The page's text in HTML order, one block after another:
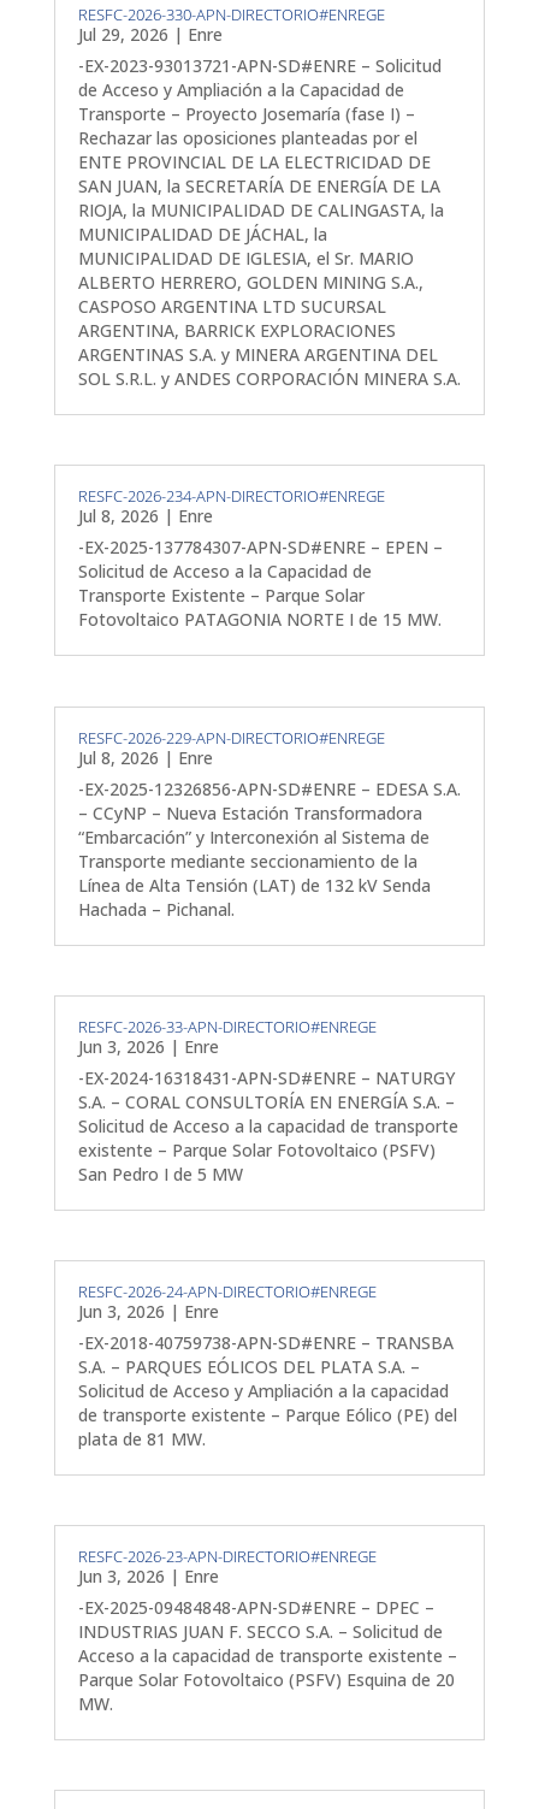
RESFC-2026-330-APN-DIRECTORIO#ENREGE
Jul 29, 2026 | Enre
-EX-2023-93013721-APN-SD#ENRE – Solicitud
de Acceso y Ampliación a la Capacidad de
Transporte – Proyecto Josemaría (fase I) –
Rechazar las oposiciones planteadas por el
ENTE PROVINCIAL DE LA ELECTRICIDAD DE
SAN JUAN, la SECRETARÍA DE ENERGÍA DE LA
RIOJA, la MUNICIPALIDAD DE CALINGASTA, la
MUNICIPALIDAD DE JÁCHAL, la
MUNICIPALIDAD DE IGLESIA, el Sr. MARIO
ALBERTO HERRERO, GOLDEN MINING S.A.,
CASPOSO ARGENTINA LTD SUCURSAL
ARGENTINA, BARRICK EXPLORACIONES
ARGENTINAS S.A. y MINERA ARGENTINA DEL
SOL S.R.L. y ANDES CORPORACIÓN MINERA S.A.
RESFC-2026-234-APN-DIRECTORIO#ENREGE
Jul 8, 2026 | Enre
-EX-2025-137784307-APN-SD#ENRE – EPEN –
Solicitud de Acceso a la Capacidad de
Transporte Existente – Parque Solar
Fotovoltaico PATAGONIA NORTE I de 15 MW.
RESFC-2026-229-APN-DIRECTORIO#ENREGE
Jul 8, 2026 | Enre
-EX-2025-12326856-APN-SD#ENRE – EDESA S.A.
– CCyNP – Nueva Estación Transformadora
“Embarcación” y Interconexión al Sistema de
Transporte mediante seccionamiento de la
Línea de Alta Tensión (LAT) de 132 kV Senda
Hachada – Pichanal.
RESFC-2026-33-APN-DIRECTORIO#ENREGE
Jun 3, 2026 | Enre
-EX-2024-16318431-APN-SD#ENRE – NATURGY
S.A. – CORAL CONSULTORÍA EN ENERGÍA S.A. –
Solicitud de Acceso a la capacidad de transporte
existente – Parque Solar Fotovoltaico (PSFV)
San Pedro I de 5 MW
RESFC-2026-24-APN-DIRECTORIO#ENREGE
Jun 3, 2026 | Enre
-EX-2018-40759738-APN-SD#ENRE – TRANSBA
S.A. – PARQUES EÓLICOS DEL PLATA S.A. –
Solicitud de Acceso y Ampliación a la capacidad
de transporte existente – Parque Eólico (PE) del
plata de 81 MW.
RESFC-2026-23-APN-DIRECTORIO#ENREGE
Jun 3, 2026 | Enre
-EX-2025-09484848-APN-SD#ENRE – DPEC –
INDUSTRIAS JUAN F. SECCO S.A. – Solicitud de
Acceso a la capacidad de transporte existente –
Parque Solar Fotovoltaico (PSFV) Esquina de 20
MW.